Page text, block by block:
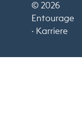
© 2026
Entourage
· Karriere